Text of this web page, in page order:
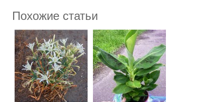
Похожие статьи